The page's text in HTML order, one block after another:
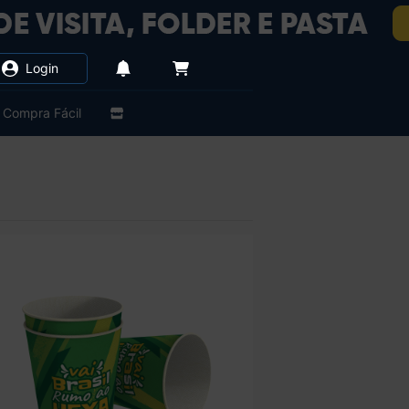
Compra Fácil
Login